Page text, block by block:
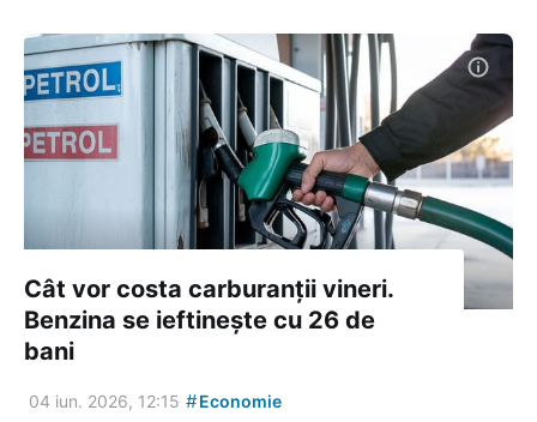
Cât vor costa carburanții vineri.
Benzina se ieftinește cu 26 de
bani
04 iun. 2026, 12:15 #Economie